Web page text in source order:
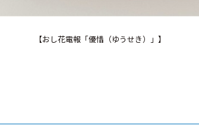
【おし花電報「優惜（ゆうせき）」】